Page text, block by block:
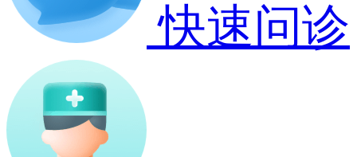
快速问诊